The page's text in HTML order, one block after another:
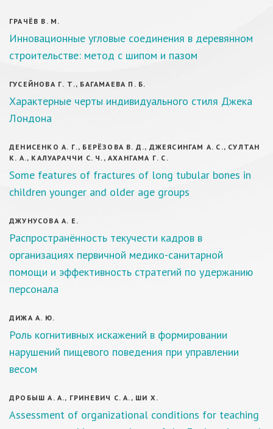
ГРАЧЁВ В. М.
Инновационные угловые соединения в деревянном
строительстве: метод с шипом и пазом
ГУСЕЙНОВА Г. Т., БАГАМАЕВА П. Б.
Характерные черты индивидуального стиля Джека
Лондона
ДЕНИСЕНКО А. Г., БЕРЁЗОВА В. Д., ДЖЕЯСИНГАМ А. С., СУЛТАН
К. А., КАЛУАРАЧЧИ С. Ч., АХАНГАМА Г. С.
Some features of fractures of long tubular bones in
children younger and older age groups
ДЖУНУСОВА А. Е.
Распространённость текучести кадров в
организациях первичной медико-санитарной
помощи и эффективность стратегий по удержанию
персонала
ДИЖА А. Ю.
Роль когнитивных искажений в формировании
нарушений пищевого поведения при управлении
весом
ДРОБЫШ А. А., ГРИНЕВИЧ С. А., ШИ Х.
Assessment of organizational conditions for teaching